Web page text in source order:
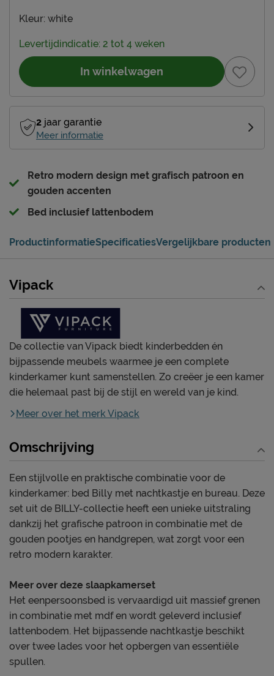
Kleur: white
Levertijdindicatie: 2 tot 4 weken
In winkelwagen
2 jaar garantie
Meer informatie
Retro modern design met grafisch patroon en
gouden accenten
Bed inclusief lattenbodem
ProductinformatieSpecificatiesVergelijkbare producten
Vipack
De collectie van Vipack biedt kinderbedden én
bijpassende meubels waarmee je een complete
kinderkamer kunt samenstellen. Zo creëer je een kamer
die helemaal past bij de stijl en wereld van je kind.
Meer over het merk Vipack
Omschrijving
Een stijlvolle en praktische combinatie voor de
kinderkamer: bed Billy met nachtkastje en bureau. Deze
set uit de BILLY-collectie heeft een unieke uitstraling
dankzij het grafische patroon in combinatie met de
gouden pootjes en handgrepen, wat zorgt voor een
retro modern karakter.
Meer over deze slaapkamerset
Het eenpersoonsbed is vervaardigd uit massief grenen
in combinatie met mdf en wordt geleverd inclusief
lattenbodem. Het bijpassende nachtkastje beschikt
over twee lades voor het opbergen van essentiële
spullen.